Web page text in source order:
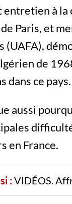
entretien à la
Paris, et
(UAFA),
de
dans ce pays.
aussi
en France.
:VIDÉOS.